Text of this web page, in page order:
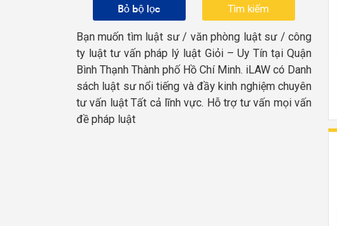
Bỏ bộ lọc
Bạn muốn tìm luật sư / văn phòng luật sư / công
ty luật tư vấn pháp lý luật Giỏi – Uy Tín tại Quận
Bình Thạnh Thành phố Hồ Chí Minh. iLAW có Danh
sách luật sư nổi tiếng và đầy kinh nghiệm chuyên
tư vấn luật Tất cả lĩnh vực. Hỗ trợ tư vấn mọi vấn
đề pháp luật